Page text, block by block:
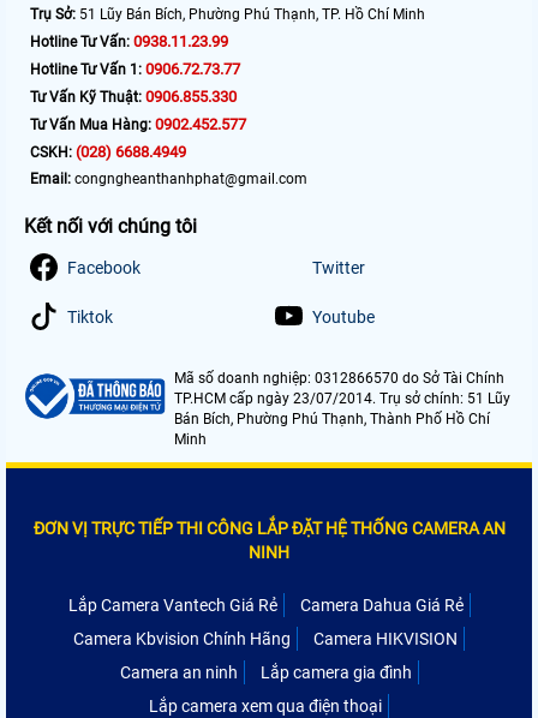
Trụ Sở: 51 Lũy Bán Bích, Phường Phú Thạnh, TP. Hồ Chí Minh
Hotline Tư Vấn: 0938.11.23.99
Hotline Tư Vấn 1: 0906.72.73.77
Tư Vấn Kỹ Thuật: 0906.855.330
Tư Vấn Mua Hàng: 0902.452.577
CSKH: (028) 6688.4949
Email: congngheanthanhphat@gmail.com
Kết nối với chúng tôi
Facebook Twitter
Tiktok Youtube
Mã số doanh nghiệp: 0312866570 do Sở Tài Chính
TP.HCM cấp ngày 23/07/2014. Trụ sở chính: 51 Lũy
Bán Bích, Phường Phú Thạnh, Thành Phố Hồ Chí
Minh
ĐƠN VỊ TRỰC TIẾP THI CÔNG LẮP ĐẶT HỆ THỐNG CAMERA AN
NINH
Lắp Camera Vantech Giá Rẻ
Camera Dahua Giá Rẻ
Camera Kbvision Chính Hãng
Camera HIKVISION
Camera an ninh
Lắp camera gia đình
Lắp camera xem qua điện thoại